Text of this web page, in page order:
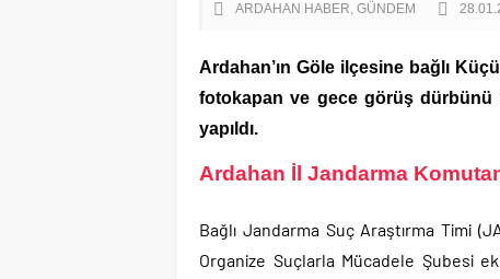
ARDAHAN HABER GÜNDEM
Ardahan’ın Göle ilçesine bağlı
fotokapan ve gece görüş dürbünü
yapıldı.
Ardahan İl Jandarma
Bağlı Jandarma Suç Araştırma Timi
Organize Suçlarla Mücadele Şubesi